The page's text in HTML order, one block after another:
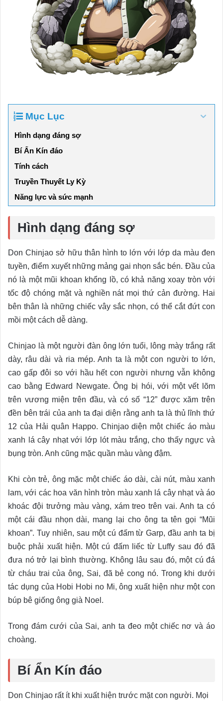
Mục Lục
Hình dạng đáng sợ
Bí Ẩn Kín đáo
Tính cách
Truyền Thuyết Ly Kỳ
Năng lực và sức mạnh
Hình dạng đáng sợ
Don Chinjao sở hữu thân hình to lớn với lớp da màu đen
tuyền, điểm xuyết những mảng gai nhọn sắc bén. Đầu của
nó là một mũi khoan khổng lồ, có khả năng xoay tròn với
tốc độ chóng mặt và nghiền nát mọi thứ cản đường. Hai
bên thân là những chiếc vây sắc nhọn, có thể cắt đứt con
mồi một cách dễ dàng.
Chinjao là một người đàn ông lớn tuổi, lông mày trắng rất
dày, râu dài và ria mép. Anh ta là một con người to lớn,
cao gấp đôi so với hầu hết con người nhưng vẫn không
cao bằng Edward Newgate. Ông bị hói, với một vết lõm
trên vương miện trên đầu, và có số “12” được xăm trên
đền bên trái của anh ta đại diện rằng anh ta là thủ lĩnh thứ
12 của Hải quân Happo. Chinjao diện một chiếc áo màu
xanh lá cây nhạt với lớp lót màu trắng, cho thấy ngực và
bụng tròn. Anh cũng mặc quần màu vàng đậm.
Khi còn trẻ, ông mặc một chiếc áo dài, cài nút, màu xanh
lam, với các hoa văn hình tròn màu xanh lá cây nhạt và áo
khoác đội trưởng màu vàng, xám treo trên vai. Anh ta có
một cái đầu nhọn dài, mang lại cho ông ta tên gọi “Mũi
khoan”. Tuy nhiên, sau một cú đấm từ Garp, đầu anh ta bị
buộc phải xuất hiện. Một cú đấm liếc từ Luffy sau đó đã
đưa nó trở lại bình thường. Không lâu sau đó, một cú đá
từ cháu trai của ông, Sai, đã bẻ cong nó. Trong khi dưới
tác dụng của Hobi Hobi no Mi, ông xuất hiện như một con
búp bê giống ông già Noel.
Trong đám cưới của Sai, anh ta đeo một chiếc nơ và áo
choàng.
Bí Ẩn Kín đáo
Don Chinjao rất ít khi xuất hiện trước mặt con người. Mọi